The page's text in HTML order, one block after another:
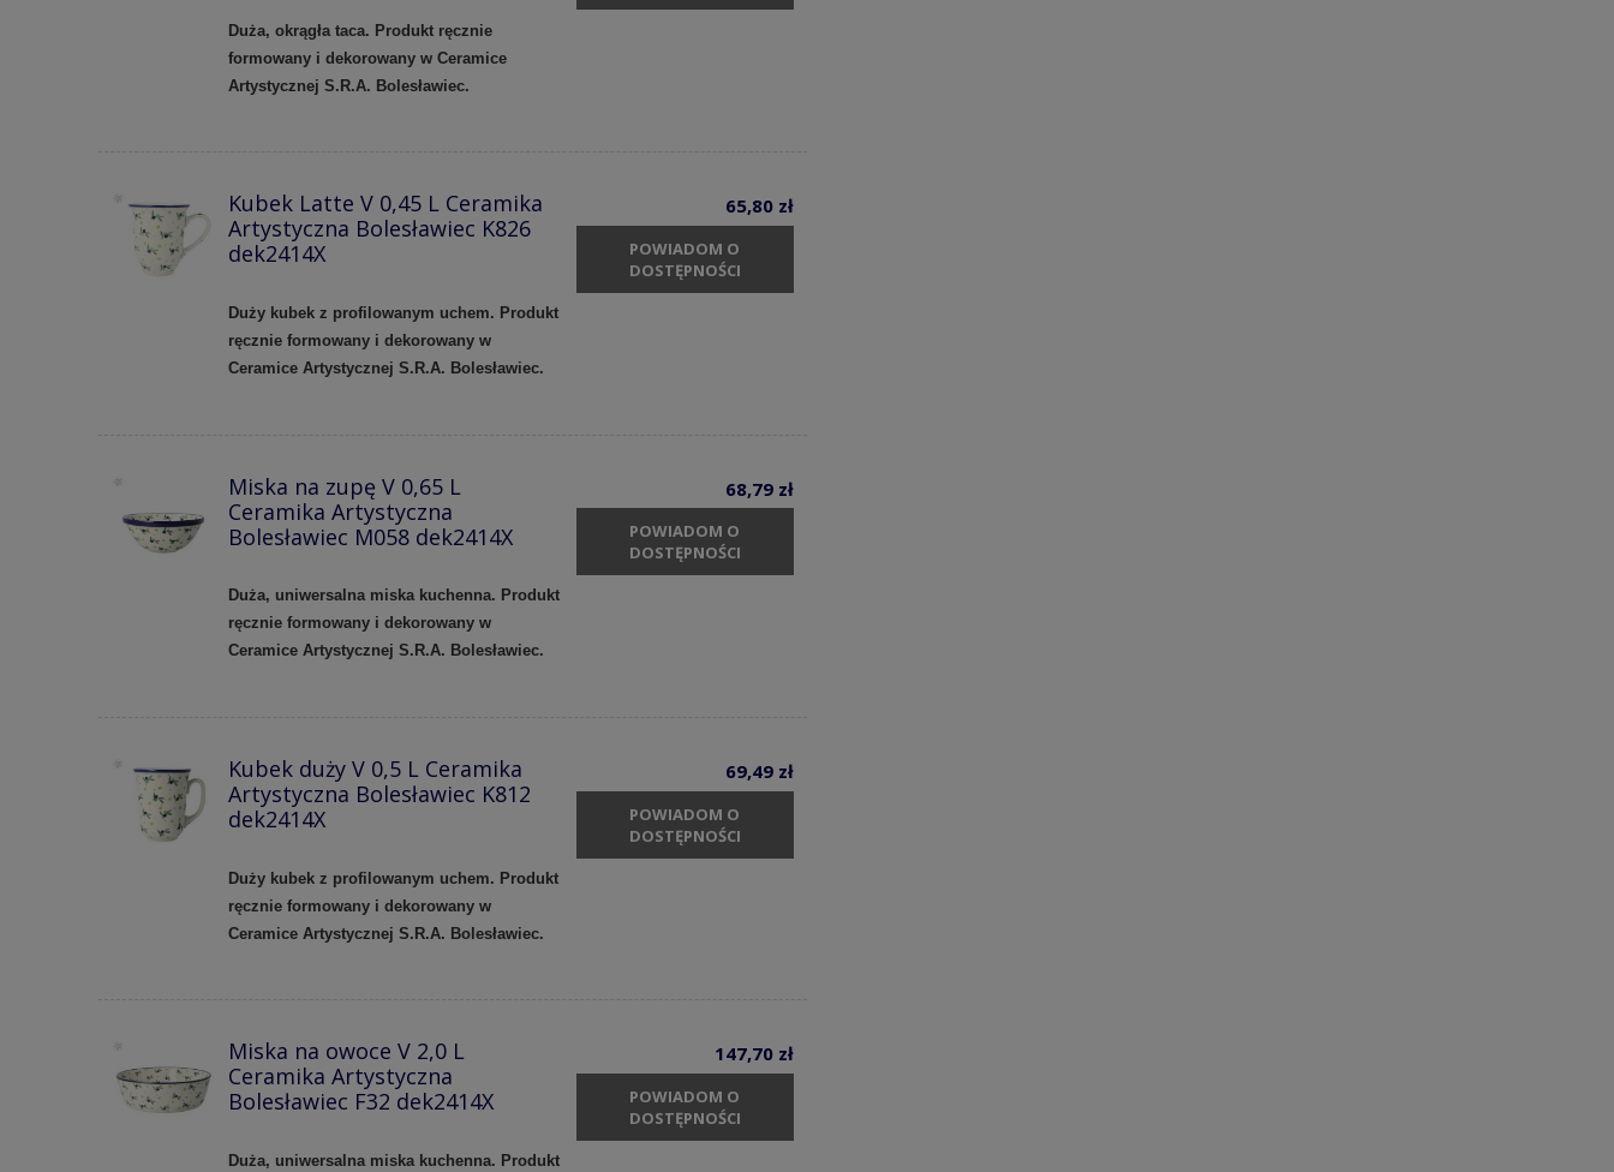
Duża, okrągła taca. Produkt ręcznie
formowany i dekorowany w Ceramice
Artystycznej S.R.A. Bolesławiec.
Kubek Latte V 0,45 L Ceramika
Artystyczna Bolesławiec K826
dek2414X
Duży kubek z profilowanym uchem. Produkt
ręcznie formowany i dekorowany w
Ceramice Artystycznej S.R.A. Bolesławiec.
65,80 zł
POWIADOM O
DOSTĘPNOŚCI
Miska na zupę V 0,65 L
Ceramika Artystyczna
Bolesławiec M058 dek2414X
Duża, uniwersalna miska kuchenna. Produkt
ręcznie formowany i dekorowany w
Ceramice Artystycznej S.R.A. Bolesławiec.
68,79 zł
POWIADOM O
DOSTĘPNOŚCI
Kubek duży V 0,5 L Ceramika
Artystyczna Bolesławiec K812
dek2414X
Duży kubek z profilowanym uchem. Produkt
ręcznie formowany i dekorowany w
Ceramice Artystycznej S.R.A. Bolesławiec.
69,49 zł
POWIADOM O
DOSTĘPNOŚCI
Miska na owoce V 2,0 L
Ceramika Artystyczna
Bolesławiec F32 dek2414X
Duża, uniwersalna miska kuchenna. Produkt
147,70 zł
POWIADOM O
DOSTĘPNOŚCI